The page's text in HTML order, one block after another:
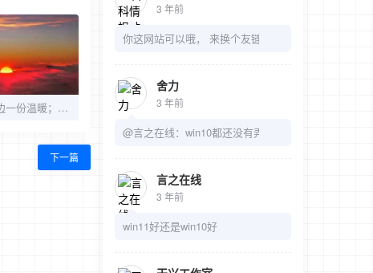
坎坷路途，给身边一份温暖；风雨人生，给自己一个微笑
下一篇
3 年前
你这网站可以哦， 来换个友链吧
舍力
3 年前
@言之在线：win10都还没有弄明白呢
言之在线
3 年前
win11好还是win10好